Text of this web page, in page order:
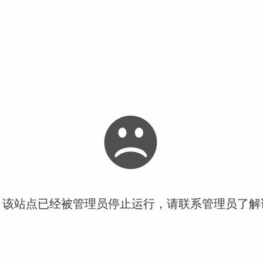
站点已经被管理员停止运行，请联系管理员了